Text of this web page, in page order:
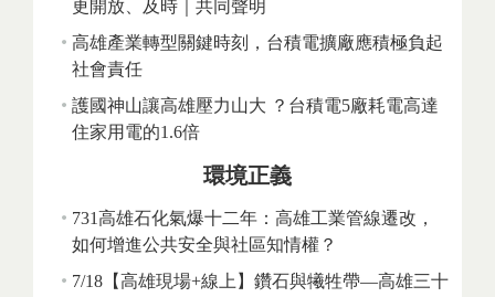
更開放、及時｜共同聲明
高雄產業轉型關鍵時刻，台積電擴廠應積極負起
社會責任
護國神山讓高雄壓力山大 ？台積電5廠耗電高達
住家用電的1.6倍
環境正義
731高雄石化氣爆十二年：高雄工業管線遷改，
如何增進公共安全與社區知情權？
7/18【高雄現場+線上】鑽石與犧牲帶—高雄三十